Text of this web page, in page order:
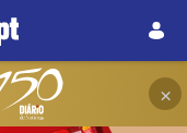
×